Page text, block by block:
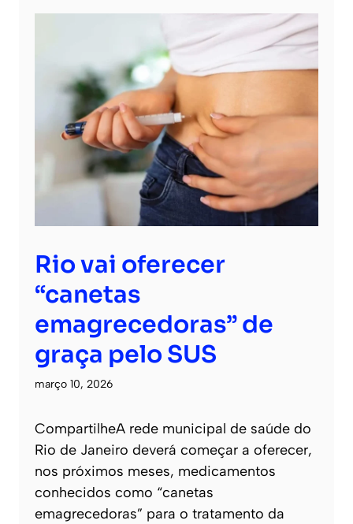
Rio vai oferecer
“canetas
emagrecedoras” de
graça pelo SUS
março 10, 2026
CompartilheA rede municipal de saúde do
Rio de Janeiro deverá começar a oferecer,
nos próximos meses, medicamentos
conhecidos como “canetas
emagrecedoras” para o tratamento da